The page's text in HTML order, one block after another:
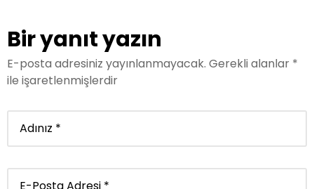
Bir yanıt yazın
E-posta adresiniz yayınlanmayacak. Gerekli alanlar *
ile işaretlenmişlerdir